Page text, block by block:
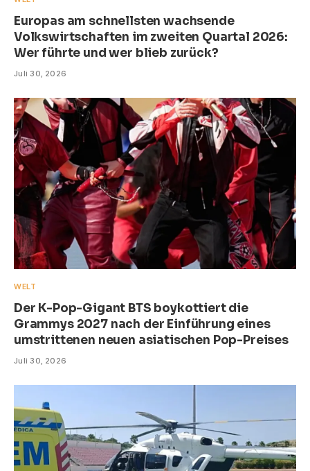
Europas am schnellsten wachsende
Volkswirtschaften im zweiten Quartal 2026:
Wer führte und wer blieb zurück?
Juli 30, 2026
WELT
Der K-Pop-Gigant BTS boykottiert die
Grammys 2027 nach der Einführung eines
umstrittenen neuen asiatischen Pop-Preises
Juli 30, 2026